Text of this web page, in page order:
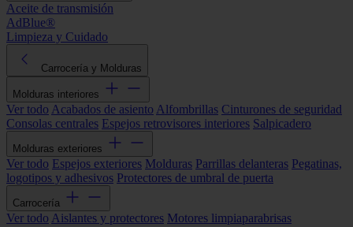
Aceite de transmisión
AdBlue®
Limpieza y Cuidado
Carrocería y Molduras
Molduras interiores
Ver todo Acabados de asiento Alfombrillas Cinturones de seguridad
Consolas centrales Espejos retrovisores interiores Salpicadero
Molduras exteriores
Ver todo Espejos exteriores Molduras Parrillas delanteras Pegatinas,
logotipos y adhesivos Protectores de umbral de puerta
Carrocería
Ver todo Aislantes y protectores Motores limpiaparabrisas